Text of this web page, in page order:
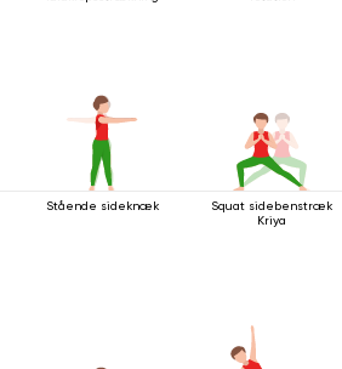
Stående sideknæk
Squat sidebenstræk
Kriya